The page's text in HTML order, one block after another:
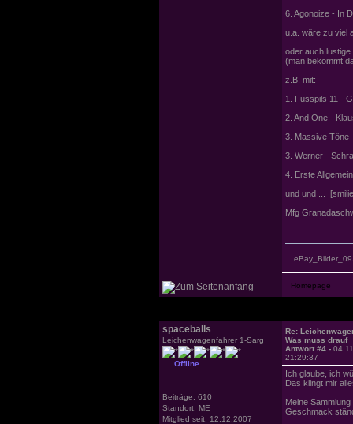
6. Agonoize - In
u.a. wäre zu viel
oder auch
(man bekommt
z.B. mit:
1. Fusspils 11 -
2. And One -
3. Massive Töne
3. Werner -
4. Erste
und und ...
Mfg
spaceballs
Leichenwagenfahrer 1-Sarg
Offline
Beiträge: 610
Standort: ME
Mitglied seit: 12.12.2007
Re:
Was muss drauf
Antwort #4 -
21:29:37
Ich glaube, ich
Das klingt mir
Meine
Geschmack